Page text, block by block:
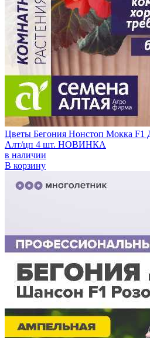
Цветы Бегония Нонстоп Мокка F1
Алт/цп 4 шт. НОВИНКА
в наличии
В корзину